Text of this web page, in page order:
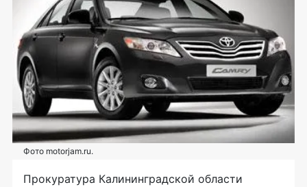
Фото motorjam.ru.
Прокуратура Калининградской области